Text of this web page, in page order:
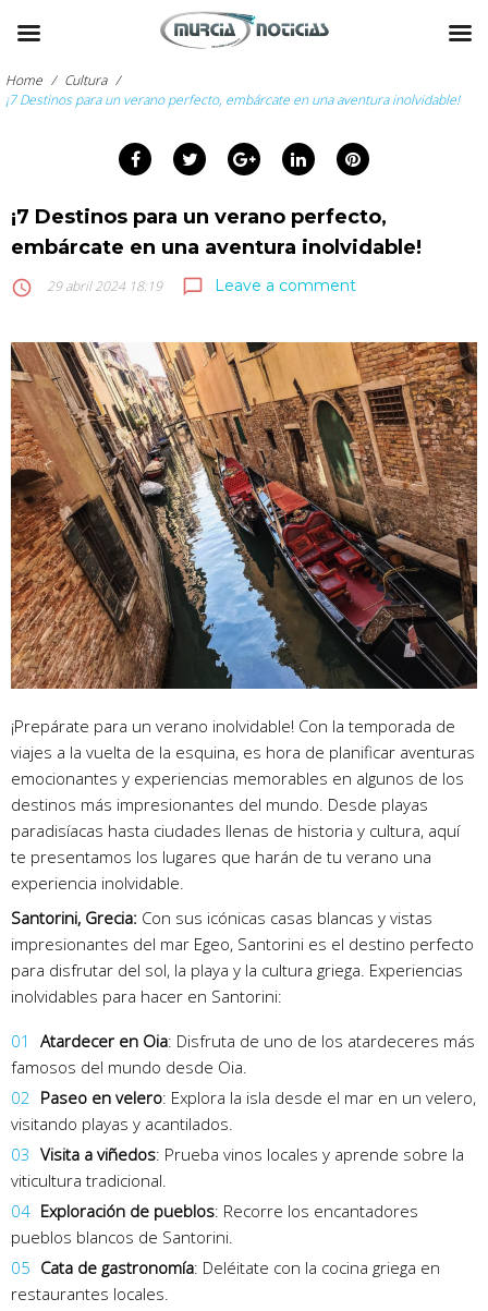
Skip
to
content
Home / Cultura /
¡7 Destinos para un verano perfecto, embárcate en una aventura inolvidable!
FacebookTwitterGoogle+LinkedInPinterest
¡7 Destinos para un verano perfecto,
embárcate en una aventura inolvidable!
access_time 29 abril 2024 18:19 chat_bubble_outline Leave a comment
¡Prepárate para un verano inolvidable! Con la temporada de
viajes a la vuelta de la esquina, es hora de planificar aventuras
emocionantes y experiencias memorables en algunos de los
destinos más impresionantes del mundo. Desde playas
paradisíacas hasta ciudades llenas de historia y cultura, aquí
te presentamos los lugares que harán de tu verano una
experiencia inolvidable.
Santorini, Grecia: Con sus icónicas casas blancas y vistas
impresionantes del mar Egeo, Santorini es el destino perfecto
para disfrutar del sol, la playa y la cultura griega. Experiencias
inolvidables para hacer en Santorini:
Atardecer en Oia: Disfruta de uno de los atardeceres más
famosos del mundo desde Oia.
Paseo en velero: Explora la isla desde el mar en un velero,
visitando playas y acantilados.
Visita a viñedos: Prueba vinos locales y aprende sobre la
viticultura tradicional.
Exploración de pueblos: Recorre los encantadores
pueblos blancos de Santorini.
Cata de gastronomía: Deléitate con la cocina griega en
restaurantes locales.